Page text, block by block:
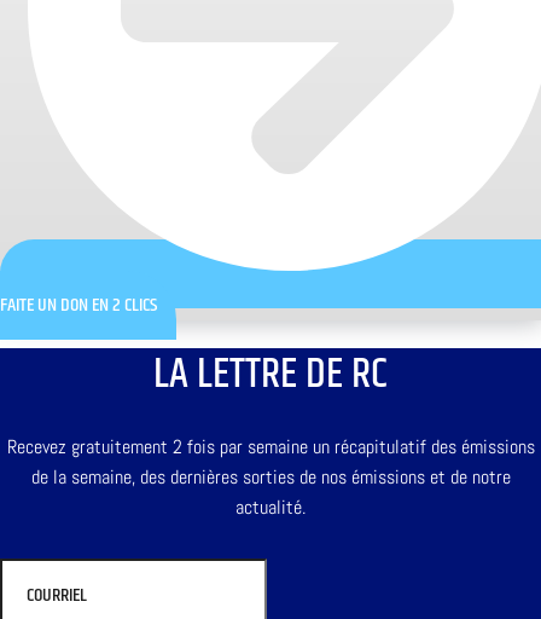
FAITE UN DON EN 2 CLICS
LA LETTRE DE RC
Recevez gratuitement 2 fois par semaine un récapitulatif des émissions
de la semaine, des dernières sorties de nos émissions et de notre
actualité.